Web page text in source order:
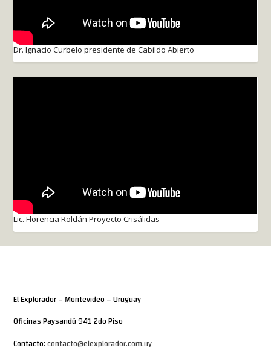
Dr. Ignacio Curbelo presidente de Cabildo Abierto
Lic. Florencia Roldán Proyecto Crisálidas
El Explorador – Montevideo – Uruguay
Oficinas Paysandú 941 2do Piso
Contacto:contacto@elexplorador.com.uy